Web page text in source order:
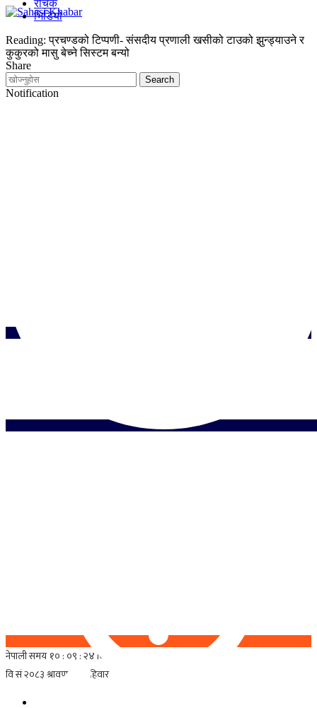
रोचक
भिडियो
Reading: प्रचण्डको टिप्पणी- संसदीय प्रणाली खसीको टाउको झुन्ड्याउने र
कुकुरको मासु बेच्ने सिस्टम बन्यो
Share
Notification